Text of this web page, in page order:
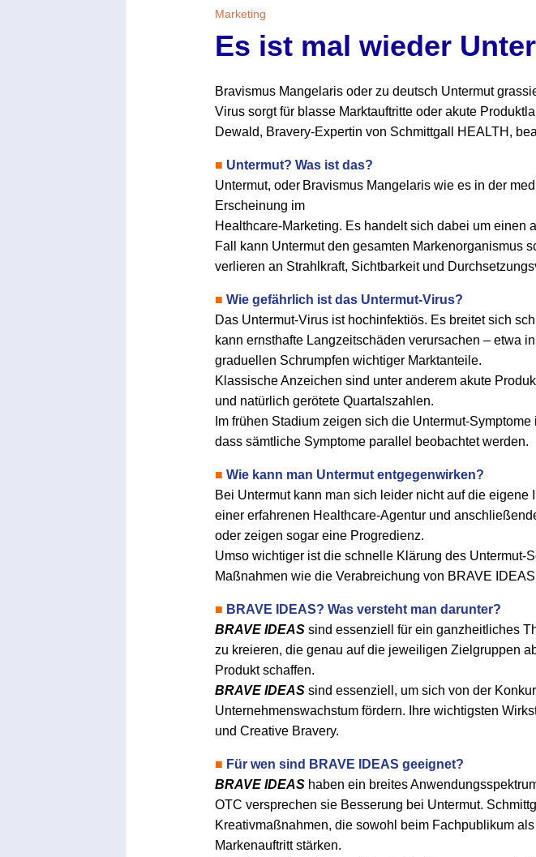
Marketing
Es ist mal wieder
Bravismus Mangelaris oder zu deutsch Untermut
Virus sorgt für blasse Marktauftritte oder akute
Dewald, Bravery-Expertin von Schmittgall HEALTH,
■ Untermut? Was ist das?
Untermut, oder Bravismus Mangelaris wie es in der
Erscheinung im
Healthcare-Marketing. Es handelt sich dabei um einen
Fall kann Untermut den gesamten Markenorganismus
verlieren an Strahlkraft, Sichtbarkeit und
■ Wie gefährlich ist das Untermut-Virus?
Das Untermut-Virus ist hochinfektiös. Es breitet sich
kann ernsthafte Langzeitschäden verursachen – etwa
graduellen Schrumpfen wichtiger Marktanteile.
Klassische Anzeichen sind unter anderem akute
und natürlich gerötete Quartalszahlen.
Im frühen Stadium zeigen sich die Untermut-
dass sämtliche Symptome parallel beobachtet werden.
■ Wie kann man Untermut entgegenwirken?
Bei Untermut kann man sich leider nicht auf die
einer erfahrenen Healthcare-Agentur und
oder zeigen sogar eine Progredienz.
Umso wichtiger ist die schnelle Klärung des
Maßnahmen wie die Verabreichung von BRAVE
■ BRAVE IDEAS? Was versteht man darunter?
BRAVE IDEAS sind essenziell für ein ganzheitliches
zu kreieren, die genau auf die jeweiligen Zielgruppen
Produkt schaffen.
BRAVE IDEASsind essenziell, um sich von der
Unternehmenswachstum fördern. Ihre wichtigsten
und Creative Bravery.
■ Für wen sind BRAVE IDEAS geeignet?
BRAVE IDEAShaben ein breites
OTC versprechen sie Besserung bei Untermut.
Kreativmaßnahmen, die sowohl beim Fachpublikum
Markenauftritt stärken.